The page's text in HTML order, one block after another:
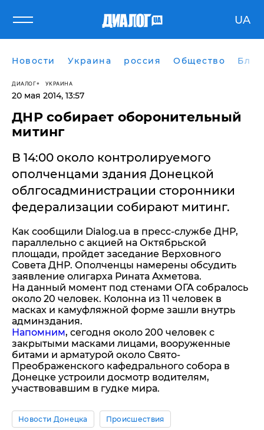
UA
Новости Украина россия Общество
ДИАЛОГ УКРАИНА
20 мая 2014, 13:57
ДНР собирает оборонительный
митинг
В 14:00 около контролируемого
ополченцами здания Донецкой
облгосадминистрации сторонники
федерализации собирают митинг.
Как сообщили Dialog.ua в пресс-службе ДНР,
параллельно с акцией на Октябрьской
площади, пройдет заседание Верховного
Совета ДНР. Ополченцы намерены обсудить
заявление олигарха Рината Ахметова.
На данный момент под стенами ОГА собралось
около 20 человек. Колонна из 11 человек в
масках и камуфляжной форме зашли внутрь
админздания.
Напомним, сегодня около 200 человек с
закрытыми масками лицами, вооруженные
битами и арматурой около Свято-
Преображенского кафедрального собора в
Донецке устроили досмотр водителям,
участвовавшим в гудке мира.
Новости Донецка Происшествия